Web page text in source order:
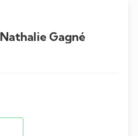
Nathalie Gagné